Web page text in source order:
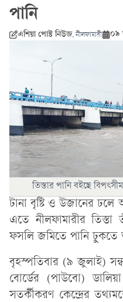
পানি
এশিয়া পোস্ট নিউজ,নীলফামারী ০৯
তিস্তার পানি বইছে
টানা বৃষ্টি ও উজানের
এতে নীলফামারীর তিস্তা
ফসলি জমিতে পানি ঢুকতে
বৃহস্পতিবার (৯ জুলাই)
বোর্ডের (পাউবো)
সতর্কীকরণ কেন্দ্রের